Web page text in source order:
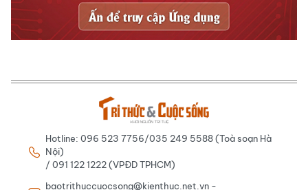
Hotline: 096 523 7756/035 249 5588 (Toà soạn Hà
Nội)
/ 091 122 1222 (VPĐD TPHCM)
baotrithuccuocsong@kienthuc.net.vn -